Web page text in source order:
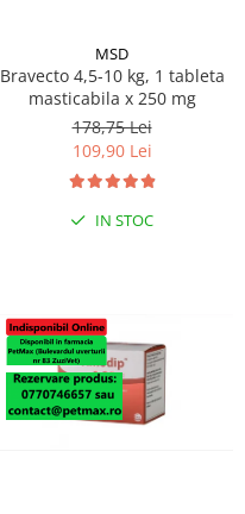
MSD
Bravecto 4,5-10 kg, 1 tableta
masticabila x 250 mg
178,75 Lei
109,90 Lei
IN STOC